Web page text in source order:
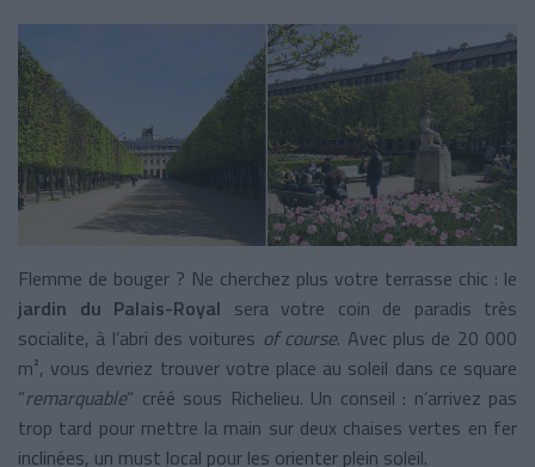
Flemme de bouger ? Ne cherchez plus votre terrasse chic : le
jardin du Palais-Royal sera votre coin de paradis très
socialite, à l’abri des voitures of course. Avec plus de 20 000
m², vous devriez trouver votre place au soleil dans ce square
“remarquable” créé sous Richelieu. Un conseil : n’arrivez pas
trop tard pour mettre la main sur deux chaises vertes en fer
inclinées, un must local pour les orienter plein soleil.